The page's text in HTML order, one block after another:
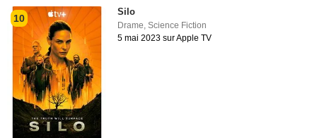
10
Silo
Drame ,Science Fiction
5 mai 2023 sur Apple TV